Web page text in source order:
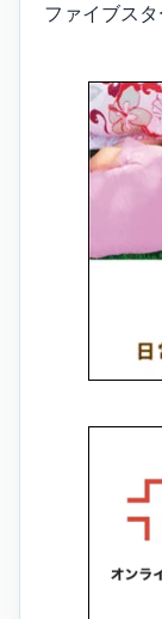
ファイブス